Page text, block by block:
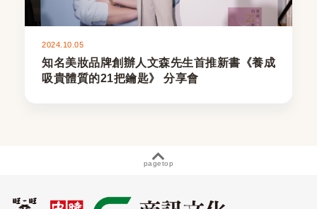
2024.10.05
知名美妝品牌創辦人文森先生首推新書《養成
吸貴體質的21把鑰匙》 分享會
pagetop